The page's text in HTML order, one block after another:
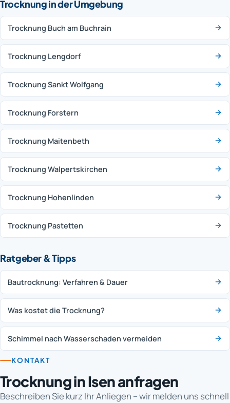
Trocknung in der Umgebung
Trocknung Buch am Buchrain
Trocknung Lengdorf
Trocknung Sankt Wolfgang
Trocknung Forstern
Trocknung Maitenbeth
Trocknung Walpertskirchen
Trocknung Hohenlinden
Trocknung Pastetten
Ratgeber & Tipps
Bautrocknung: Verfahren & Dauer
Was kostet die Trocknung?
Schimmel nach Wasserschaden vermeiden
KONTAKT
Trocknung in Isen anfragen
Beschreiben Sie kurz Ihr Anliegen – wir melden uns schnell